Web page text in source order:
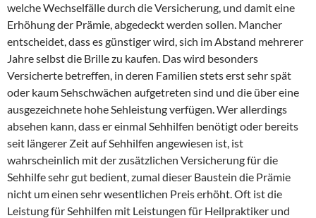
welche Wechselfälle durch die Versicherung, und damit eine
Erhöhung der Prämie, abgedeckt werden sollen. Mancher
entscheidet, dass es günstiger wird, sich im Abstand mehrerer
Jahre selbst die Brille zu kaufen. Das wird besonders
Versicherte betreffen, in deren Familien stets erst sehr spät
oder kaum Sehschwächen aufgetreten sind und die über eine
ausgezeichnete hohe Sehleistung verfügen. Wer allerdings
absehen kann, dass er einmal Sehhilfen benötigt oder bereits
seit längerer Zeit auf Sehhilfen angewiesen ist, ist
wahrscheinlich mit der zusätzlichen Versicherung für die
Sehhilfe sehr gut bedient, zumal dieser Baustein die Prämie
nicht um einen sehr wesentlichen Preis erhöht. Oft ist die
Leistung für Sehhilfen mit Leistungen für Heilpraktiker und